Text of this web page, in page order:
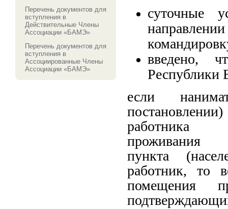
Перечень документов для
вступления в
Действительные Члены
Ассоциации «БАМЭ»
Перечень документов для
вступления в
Ассоциированные Члены
Ассоциации «БАМЭ»
суточные
введено,
Республики
если
пункта
работник, то
помещения